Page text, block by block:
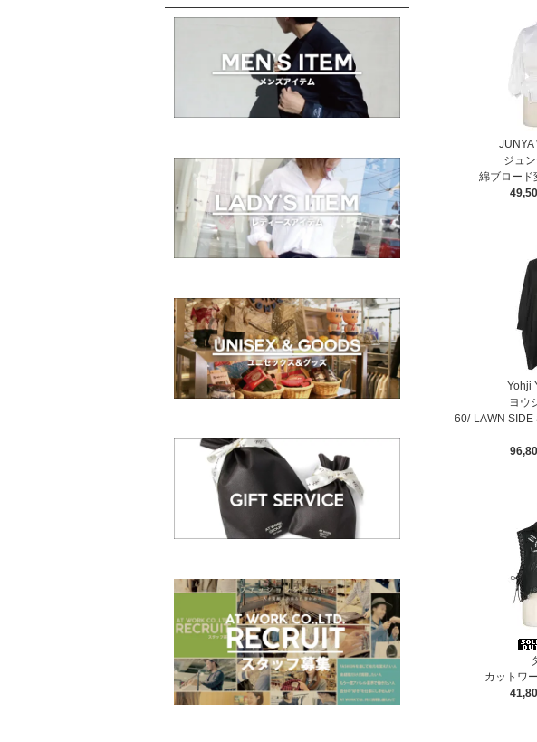
JUNYA
ジュ
綿ブロード
Yohji
ヨウ
60/-LAWN SIDE
カットワ